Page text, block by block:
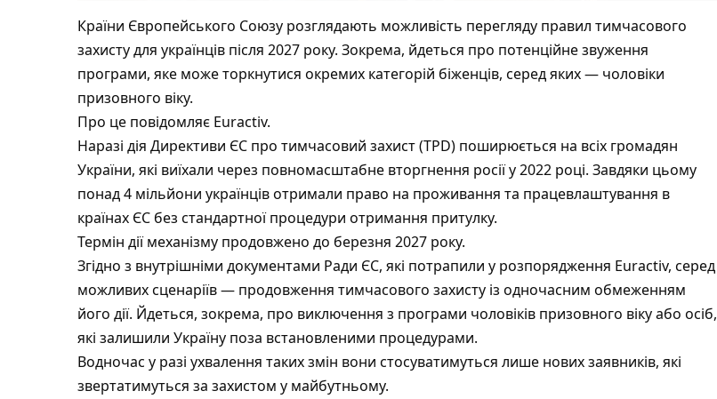
Країни Європейського Союзу розглядають можливість перегляду правил тимчасового
захисту для українців після 2027 року. Зокрема, йдеться про потенційне звуження
програми, яке може торкнутися окремих категорій біженців, серед яких — чоловіки
призовного віку.
Про це повідомляє Euractiv.
Наразі дія Директиви ЄС про тимчасовий захист (TPD) поширюється на всіх громадян
України, які виїхали через повномасштабне вторгнення росії у 2022 році. Завдяки цьому
понад 4 мільйони українців отримали право на проживання та працевлаштування в
країнах ЄС без стандартної процедури отримання притулку.
Термін дії механізму продовжено до березня 2027 року.
Згідно з внутрішніми документами Ради ЄС, які потрапили у розпорядження Euractiv, серед
можливих сценаріїв — продовження тимчасового захисту із одночасним обмеженням
його дії. Йдеться, зокрема, про виключення з програми чоловіків призовного віку або осіб,
які залишили Україну поза встановленими процедурами.
Водночас у разі ухвалення таких змін вони стосуватимуться лише нових заявників, які
звертатимуться за захистом у майбутньому.